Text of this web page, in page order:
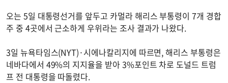
오는 5일 대통령선거를 앞두고 카멀라 해리스 부통령이 7개 경합
주 중 4곳에서 근소하게 우위라는 조사 결과가 나왔다.
3일 뉴욕타임스(NYT)·시에나칼리지에 따르면, 해리스 부통령은
네바다에서 49%의 지지율을 받아 3%포인트 차로 도널드 트럼
프 전 대통령을 따돌렸다.